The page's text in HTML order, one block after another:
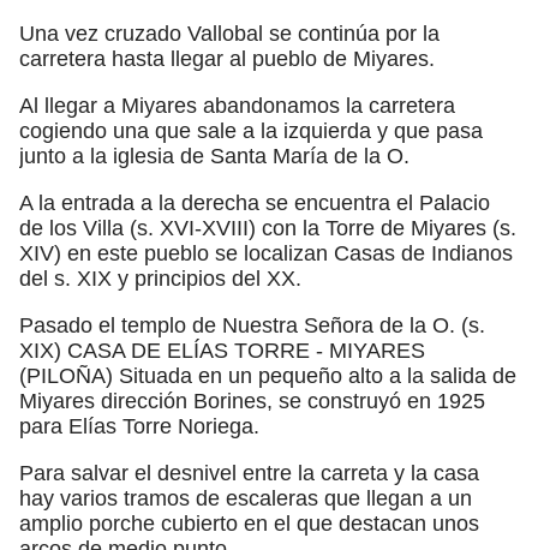
Una vez cruzado Vallobal se continúa por la
carretera hasta llegar al pueblo de Miyares.
Al llegar a Miyares abandonamos la carretera
cogiendo una que sale a la izquierda y que pasa
junto a la iglesia de Santa María de la O.
A la entrada a la derecha se encuentra el Palacio
de los Villa (s. XVI-XVIII) con la Torre de Miyares (s.
XIV) en este pueblo se localizan Casas de Indianos
del s. XIX y principios del XX.
Pasado el templo de Nuestra Señora de la O. (s.
XIX) CASA DE ELÍAS TORRE - MIYARES
(PILOÑA) Situada en un pequeño alto a la salida de
Miyares dirección Borines, se construyó en 1925
para Elías Torre Noriega.
Para salvar el desnivel entre la carreta y la casa
hay varios tramos de escaleras que llegan a un
amplio porche cubierto en el que destacan unos